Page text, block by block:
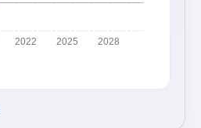
2022 2025 2028